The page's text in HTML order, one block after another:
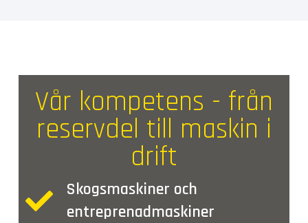
Vår kompetens - från
reservdel till maskin i
drift
Skogsmaskiner och
entreprenadmaskiner